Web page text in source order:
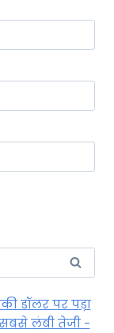
डॉलर पर पड़ा
लंबी तेजी -